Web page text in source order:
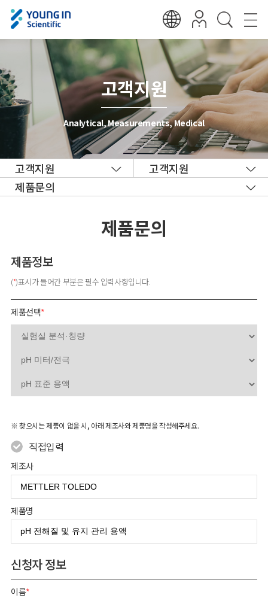
고객지원
Analytical, Measurements, Medical
고객지원
고객지원
제품문의
제품문의
제품정보
(*)표시가 들어간 부분은 필수 입력사항입니다.
제품선택*
※ 찾으시는 제품이 없을 시, 아래 제조사와 제품명을 작성해주세요.
직접입력
제조사
제품명
신청자 정보
이름*